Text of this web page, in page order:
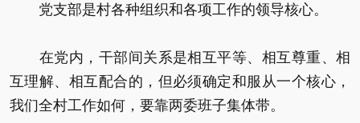
党支部是村各种组织和各项工作的领导核心。
在党内，干部间关系是相互平等、相互尊重、相
互理解、相互配合的，但必须确定和服从一个核心，
我们全村工作如何，要靠两委班子集体带。